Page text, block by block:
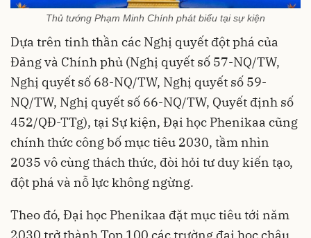
Thủ tướng Phạm Minh Chính phát biểu tại sự kiện
Dựa trên tinh thần các Nghị quyết đột phá của
Đảng và Chính phủ (Nghị quyết số 57-NQ/TW,
Nghị quyết số 68-NQ/TW, Nghị quyết số 59-
NQ/TW, Nghị quyết số 66-NQ/TW, Quyết định số
452/QĐ-TTg), tại Sự kiện, Đại học Phenikaa cũng
chính thức công bố mục tiêu 2030, tầm nhìn
2035 vô cùng thách thức, đòi hỏi tư duy kiến tạo,
đột phá và nỗ lực không ngừng.
Theo đó, Đại học Phenikaa đặt mục tiêu tới năm
2030 trở thành Top 100 các trường đại học châu